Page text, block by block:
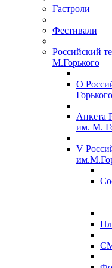
Гастроли
Фестивали
Российский
М.Горького
О
Горького
Анкета
им. М.
V